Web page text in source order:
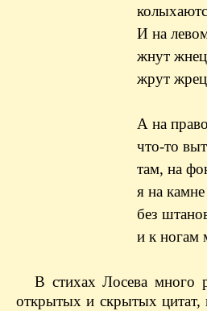
И на
жнут
жрут
А на
что-то
там, на
я на
без
и к ногам
В стихах Лосева много
открытых и скрытых